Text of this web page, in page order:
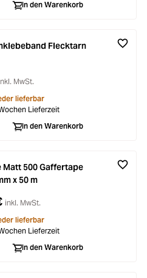
In den Warenkorb
Flecktarn
MwSt.
lieferbar
Lieferzeit
In den Warenkorb
Matt 500 Gaffertape
x 50 m
inkl. MwSt.
lieferbar
Lieferzeit
In den Warenkorb